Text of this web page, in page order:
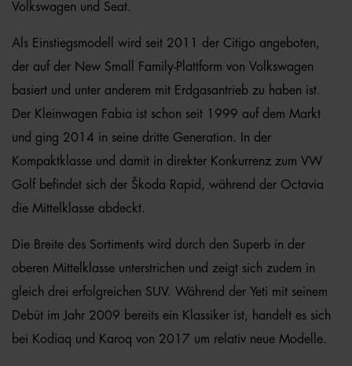
Volkswagen und Seat.
Als Einstiegsmodell wird seit 2011 der Citigo angeboten,
der auf der New Small Family-Plattform von Volkswagen
basiert und unter anderem mit Erdgasantrieb zu haben ist.
Der Kleinwagen Fabia ist schon seit 1999 auf dem Markt
und ging 2014 in seine dritte Generation. In der
Kompaktklasse und damit in direkter Konkurrenz zum VW
Golf befindet sich der Škoda Rapid, während der Octavia
die Mittelklasse abdeckt.
Die Breite des Sortiments wird durch den Superb in der
oberen Mittelklasse unterstrichen und zeigt sich zudem in
gleich drei erfolgreichen SUV. Während der Yeti mit seinem
Debüt im Jahr 2009 bereits ein Klassiker ist, handelt es sich
bei Kodiaq und Karoq von 2017 um relativ neue Modelle.